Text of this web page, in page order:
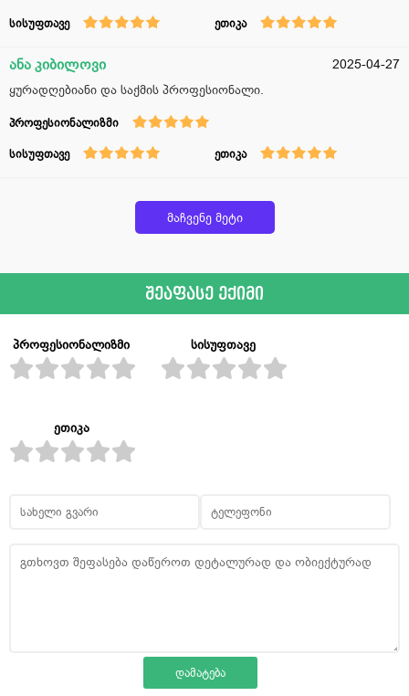
სისუფთავე ეთიკა
ანა კიბილოვი
2025-04-27
ყურადღებიანი და საქმის პროფესიონალი.
პროფესიონალიზმი
სისუფთავე ეთიკა
მაჩვენე მეტი
შეაფასე ექიმი
პროფესიონალიზმი სისუფთავე
ეთიკა